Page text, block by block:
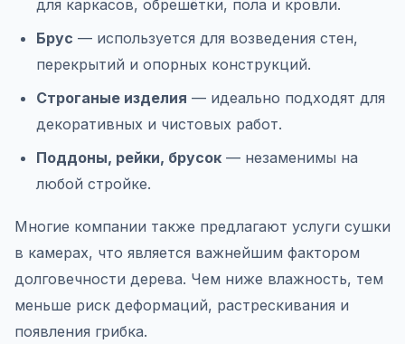
для каркасов, обрешётки, пола и кровли.
Брус — используется для возведения стен,
перекрытий и опорных конструкций.
Строганые изделия — идеально подходят для
декоративных и чистовых работ.
Поддоны, рейки, брусок — незаменимы на
любой стройке.
Многие компании также предлагают услуги сушки
в камерах, что является важнейшим фактором
долговечности дерева. Чем ниже влажность, тем
меньше риск деформаций, растрескивания и
появления грибка.